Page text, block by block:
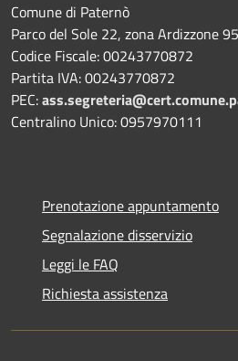
Comune di Paternò
Parco del Sole 22, zona Ardizzone
Codice Fiscale: 00243770872
Partita IVA: 00243770872
PEC:
Centralino Unico: 0957970111
Prenotazione appuntamento
Segnalazione disservizio
Leggi le FAQ
Richiesta assistenza